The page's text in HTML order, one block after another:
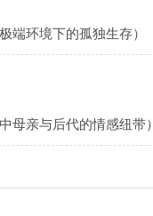
端环境下的孤独生存）
母亲与后代的情感纽带）